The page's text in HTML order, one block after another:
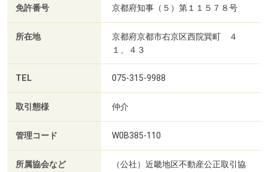
免許番号 京都府知事（５）第１１５７８号
所在地
京都府京都市右京区西院巽町 ４
１、４３
TEL 075-315-9988
取引態様 仲介
管理コード W0B385-110
所属協会など
（公社）近畿地区不動産公正取引協